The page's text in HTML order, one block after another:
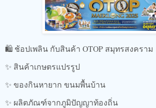
🛍️ ช้อปเพลิน กับสินค้า OTOP สมุทรสงคราม
✨ สินค้าเกษตรแปรรูป
✨ ของกินหายาก ขนมพื้นบ้าน
✨ ผลิตภัณฑ์จากภูมิปัญญาท้องถิ่น